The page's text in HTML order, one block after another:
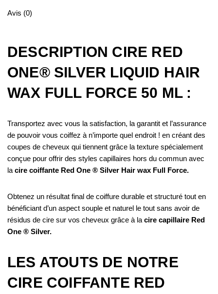
Avis (0)
DESCRIPTION CIRE RED
ONE® SILVER LIQUID HAIR
WAX FULL FORCE 50 ML :
Transportez avec vous la satisfaction, la garantit et l’assurance
de pouvoir vous coiffez à n’importe quel endroit ! en créant des
coupes de cheveux qui tiennent grâce la texture spécialement
conçue pour offrir des styles capillaires hors du commun avec
la cire coiffante Red One ® Silver Hair wax Full Force.
Obtenez un résultat final de coiffure durable et structuré tout en
bénéficiant d’un aspect souple et naturel le tout sans avoir de
résidus de cire sur vos cheveux grâce à la cire capillaire Red
One ® Silver.
LES ATOUTS DE NOTRE
CIRE COIFFANTE RED